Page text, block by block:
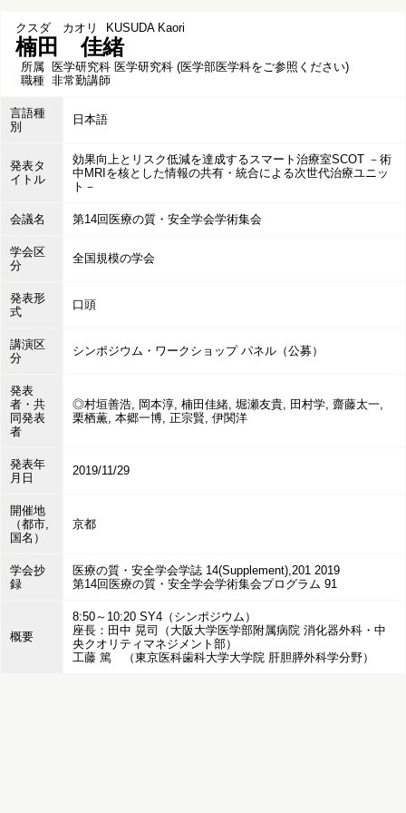
クスダ カオリ KUSUDA Kaori
楠田 佳緒
所属 医学研究科 医学研究科 (医学部医学科をご参照ください)
職種 非常勤講師
言語種
別
日本語
発表タ
イトル
効果向上とリスク低減を達成するスマート治療室SCOT －術
中MRIを核とした情報の共有・統合による次世代治療ユニッ
ト－
会議名 第14回医療の質・安全学会学術集会
学会区
分
全国規模の学会
発表形
式
口頭
講演区
分
シンポジウム・ワークショップ パネル（公募）
発表
者・共
同発表
者
◎村垣善浩, 岡本淳, 楠田佳緒, 堀瀬友貴, 田村学, 齋藤太一,
栗栖薫, 本郷一博, 正宗賢, 伊関洋
発表年
月日
2019/11/29
開催地
（都市,
国名）
京都
学会抄
録
医療の質・安全学会学誌 14(Supplement),201 2019
第14回医療の質・安全学会学術集会プログラム 91
概要
8:50～10:20 SY4（シンポジウム）
座長：田中 晃司（大阪大学医学部附属病院 消化器外科・中
央クオリティマネジメント部）
工藤 篤 （東京医科歯科大学大学院 肝胆膵外科学分野）